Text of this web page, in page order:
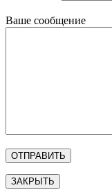
Ваше сообщение
ЗАКРЫТЬ